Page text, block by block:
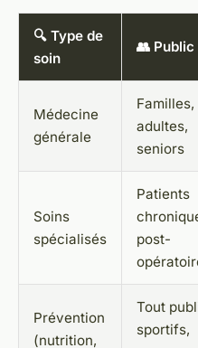
🔍 Type de
soin
👥
Médecine
générale
Familles,
adultes,
seniors
Soins
spécialisés
Patients
post-
Prévention
(nutrition,
Tout
sportifs,